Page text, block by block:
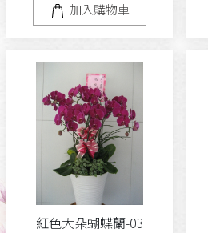
加入購物車
紅色大朵蝴蝶蘭-03